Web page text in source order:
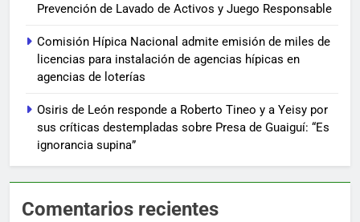
Prevención de Lavado de Activos y Juego Responsable
Comisión Hípica Nacional admite emisión de miles de
licencias para instalación de agencias hípicas en
agencias de loterías
Osiris de León responde a Roberto Tineo y a Yeisy por
sus críticas destempladas sobre Presa de Guaiguí: “Es
ignorancia supina”
Comentarios recientes